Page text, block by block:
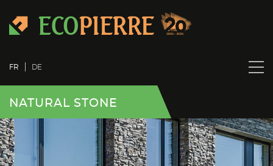
FR DE
NATURAL STONE